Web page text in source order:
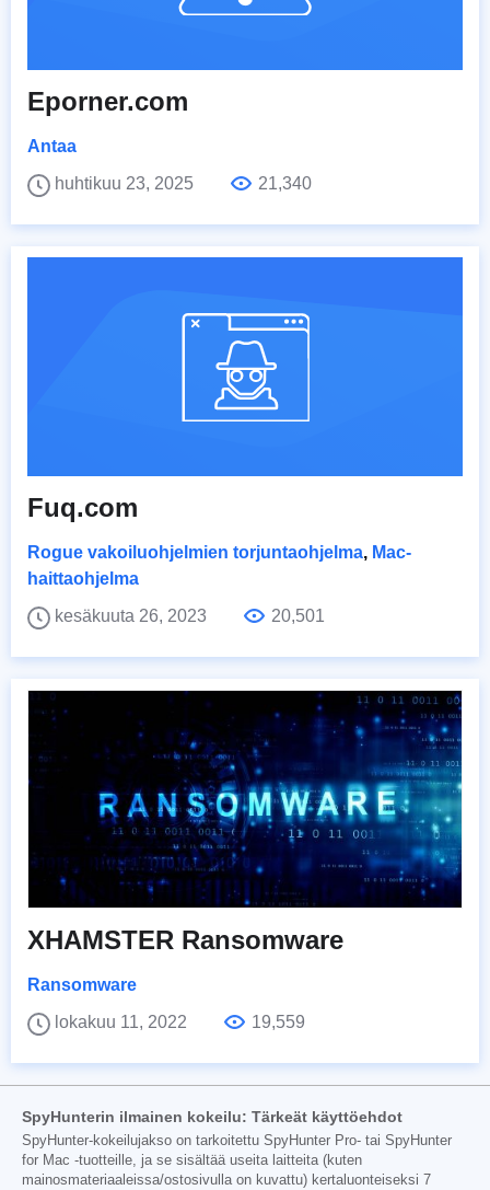
Eporner.com
Antaa
huhtikuu 23, 2025
21,340
Fuq.com
Rogue vakoiluohjelmien torjuntaohjelma, Mac-
haittaohjelma
kesäkuuta 26, 2023
20,501
XHAMSTER Ransomware
Ransomware
lokakuu 11, 2022
19,559
SpyHunterin ilmainen kokeilu: Tärkeät käyttöehdot
SpyHunter-kokeilujakso on tarkoitettu SpyHunter Pro- tai SpyHunter
for Mac -tuotteille, ja se sisältää useita laitteita (kuten
mainosmateriaaleissa/ostosivulla on kuvattu) kertaluonteiseksi 7